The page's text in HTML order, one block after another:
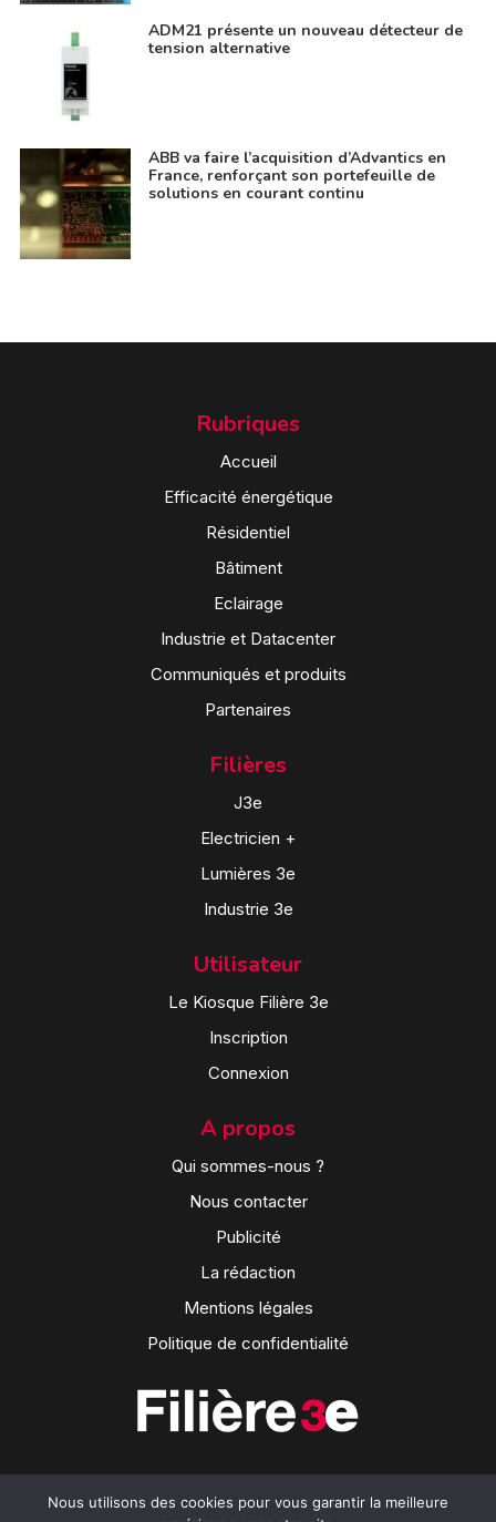
ADM21 présente un nouveau détecteur de
tension alternative
ABB va faire l’acquisition d’Advantics en
France, renforçant son portefeuille de
solutions en courant continu
Rubriques
Accueil
Efficacité énergétique
Résidentiel
Bâtiment
Eclairage
Industrie et Datacenter
Communiqués et produits
Partenaires
Filières
J3e
Electricien +
Lumières 3e
Industrie 3e
Utilisateur
Le Kiosque Filière 3e
Inscription
Connexion
A propos
Qui sommes-nous ?
Nous contacter
Publicité
La rédaction
Mentions légales
Politique de confidentialité
Nous utilisons des cookies pour vous garantir la meilleure